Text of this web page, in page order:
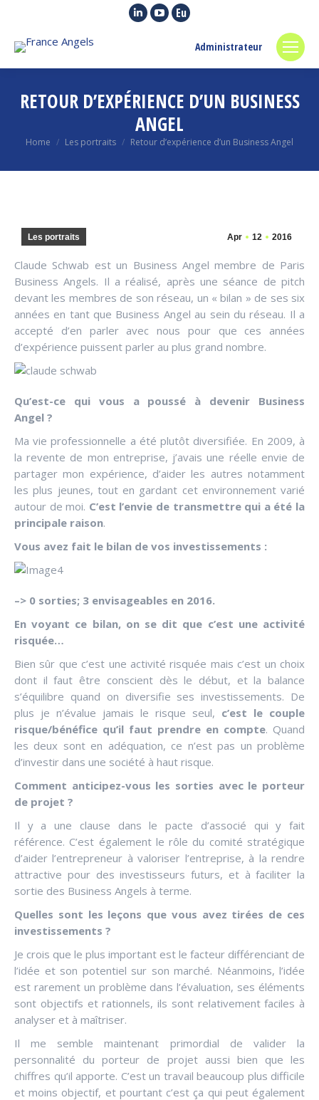
Linkedin
in
window
YouTube
in
window
Euroquity
opens
in
window
Administrateur
RETOUR D’EXPÉRIENCE D’UN BUSINESS
ANGEL
You are here:
Home Les portraits Retour d’expérience d’un Business Angel
Apr 12 2016
Les portraits
Claude Schwab est un Business Angel membre de Paris
Business Angels. Il a réalisé, après une séance de pitch
devant les membres de son réseau, un « bilan » de ses six
années en tant que Business Angel au sein du réseau. Il a
accepté d’en parler avec nous pour que ces années
d’expérience puissent parler au plus grand nombre.
Qu’est-ce qui vous a poussé à devenir Business
Angel ?
Ma vie professionnelle a été plutôt diversifiée. En 2009, à
la revente de mon entreprise, j’avais une réelle envie de
partager mon expérience, d’aider les autres notamment
les plus jeunes, tout en gardant cet environnement varié
autour de moi. C’est l’envie de transmettre qui a été la
principale raison.
Vous avez fait le bilan de vos investissements :
–> 0 sorties; 3 envisageables en 2016.
En voyant ce bilan, on se dit que c’est une activité
risquée…
Bien sûr que c’est une activité risquée mais c’est un choix
dont il faut être conscient dès le début, et la balance
s’équilibre quand on diversifie ses investissements. De
plus je n’évalue jamais le risque seul, c’est le couple
risque/bénéfice qu’il faut prendre en compte. Quand
les deux sont en adéquation, ce n’est pas un problème
d’investir dans une société à haut risque.
Comment anticipez-vous les sorties avec le porteur
de projet ?
Il y a une clause dans le pacte d’associé qui y fait
référence. C’est également le rôle du comité stratégique
d’aider l’entrepreneur à valoriser l’entreprise, à la rendre
attractive pour des investisseurs futurs, et à faciliter la
sortie des Business Angels à terme.
Quelles sont les leçons que vous avez tirées de ces
investissements ?
Je crois que le plus important est le facteur différenciant de
l’idée et son potentiel sur son marché. Néanmoins, l’idée
est rarement un problème dans l’évaluation, ses éléments
sont objectifs et rationnels, ils sont relativement faciles à
analyser et à maîtriser.
Il me semble maintenant primordial de valider la
personnalité du porteur de projet aussi bien que les
chiffres qu’il apporte. C’est un travail beaucoup plus difficile
et moins objectif, et pourtant c’est ça qui peut également